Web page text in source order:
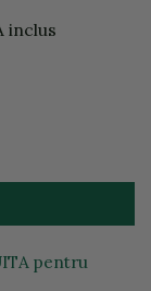
inclus
pentru